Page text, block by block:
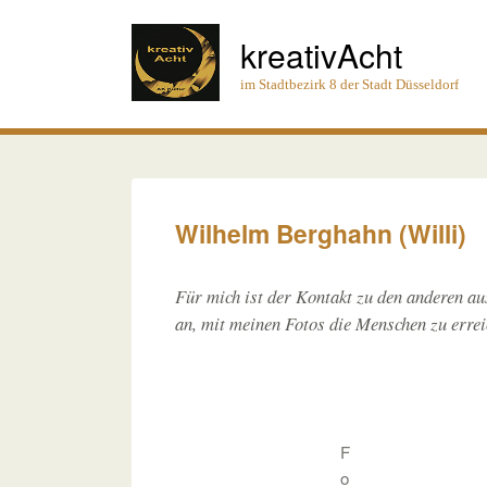
kreativAcht
im Stadtbezirk 8 der Stadt Düsseldorf
Wilhelm Berghahn (Willi)
Für mich ist der Kontakt zu den anderen
an, mit meinen Fotos die Menschen zu
F
o